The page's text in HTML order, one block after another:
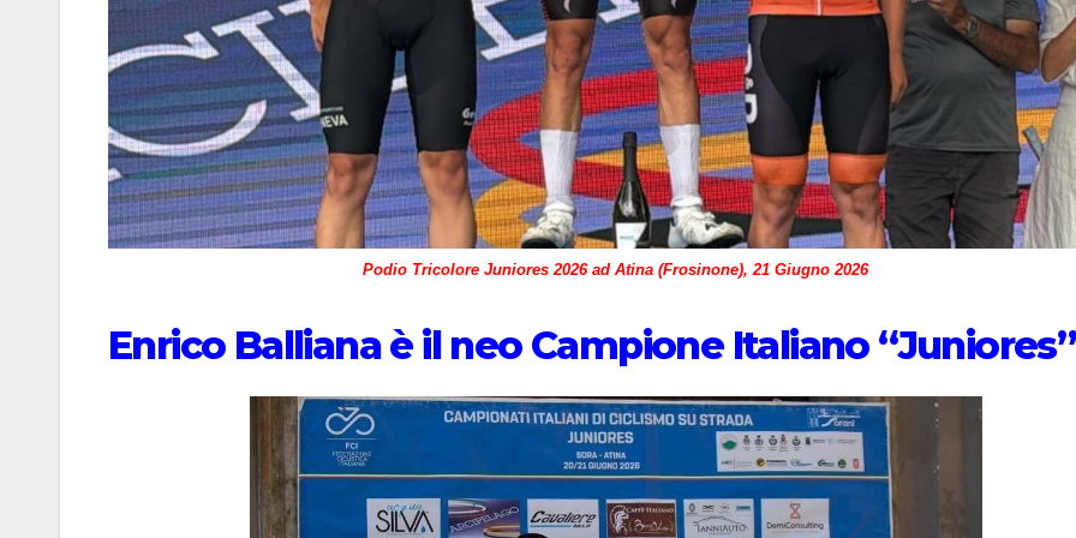
Podio Tricolore Juniores 2026 ad Atina (Frosinone), 21 Giugno 2026
Enrico Balliana è il neo Campione Italiano “Juniores”